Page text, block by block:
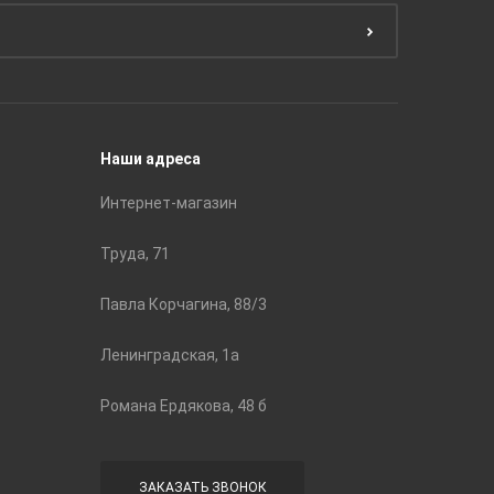
Наши адреса
Интернет-магазин
Труда, 71
Павла Корчагина, 88/3
Ленинградская, 1а
Романа Ердякова, 48 б
ЗАКАЗАТЬ ЗВОНОК